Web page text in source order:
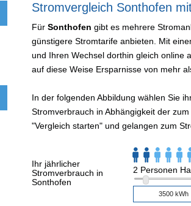
Stromvergleich Sonthofen
Für Sonthofen gibt es mehrere
günstigere Stromtarife anbieten. Mit
und Ihren Wechsel dorthin gleich online
auf diese Weise Ersparnisse von mehr
In der folgenden Abbildung wählen Sie
Stromverbrauch in Abhängigkeit der
"Vergleich starten" und gelangen zum
Ihr jährlicher
Stromverbrauch in
Sonthofen
2 Personen